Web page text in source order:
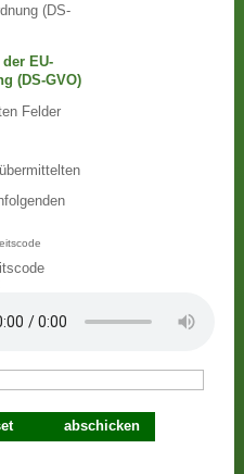
(DS-
EU-
(DS-GVO)
Felder